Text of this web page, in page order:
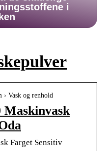
i
Vask og renhold
Farget Sensitiv